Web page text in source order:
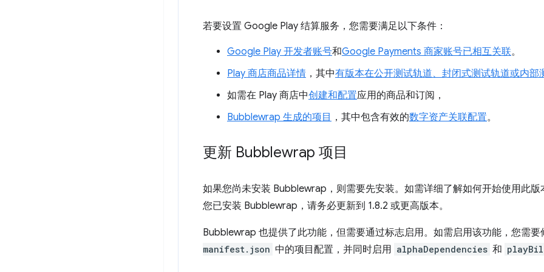
若要设置 Google Play 结算服务，您需要满足以下条件：
Google Play 开发者账号和Google Payments 商家账号已相互关联。
Play 商店商品详情 ，其中有版本在公开测试轨道、封闭式测试轨道或内部
如需在 Play 商店中创建和配置应用的商品和订阅，
Bubblewrap 生成的项目 ，其中包含有效的数字资产关联配置。
更新 Bubblewrap 项目
如果您尚未安装 Bubblewrap，则需要先安装。如需详细了解如何开始使用此版
您已安装 Bubblewrap，请务必更新到 1.8.2 或更高版本。
Bubblewrap 也提供了此功能，但需要通过标志启用。如需启用该功能，您需
manifest.json 中的项目配置，并同时启用 alphaDependencies 和